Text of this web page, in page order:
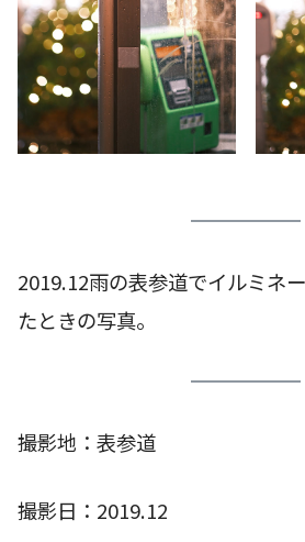
2019.12雨の表参道でイルミネ
たときの写真。
撮影地：表参道
撮影日：2019.12